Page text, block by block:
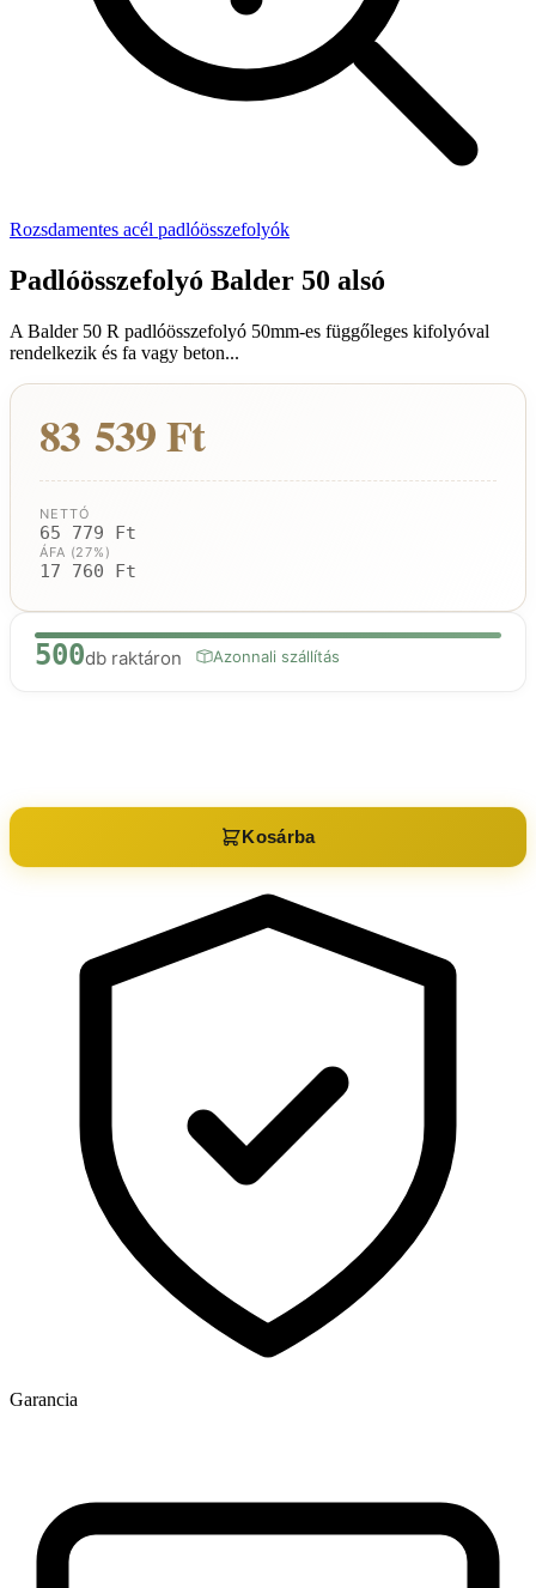
Rozsdamentes acél padlóösszefolyók
Padlóösszefolyó Balder 50 alsó
A Balder 50 R padlóösszefolyó 50mm-es függőleges kifolyóval
rendelkezik és fa vagy beton...
83 539 Ft
NETTÓ
65 779 Ft
ÁFA (27%)
17 760 Ft
500db raktáron Azonnali szállítás
Kosárba
Garancia